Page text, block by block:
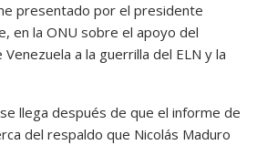
presentado por el presidente
en la ONU sobre el apoyo del
a la guerrilla del ELN y la
llega después de que el informe de
del respaldo que Nicolás Maduro